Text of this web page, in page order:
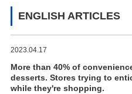
ENGLISH ARTICLES
2023.04.17
More than 40% of
desserts. Stores trying to
while they're shopping.